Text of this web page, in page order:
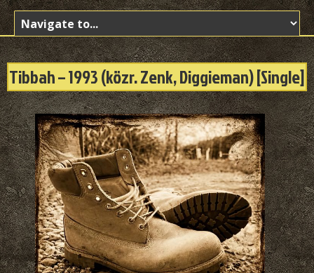
Tibbah – 1993 (közr. Zenk, Diggieman) [Single]